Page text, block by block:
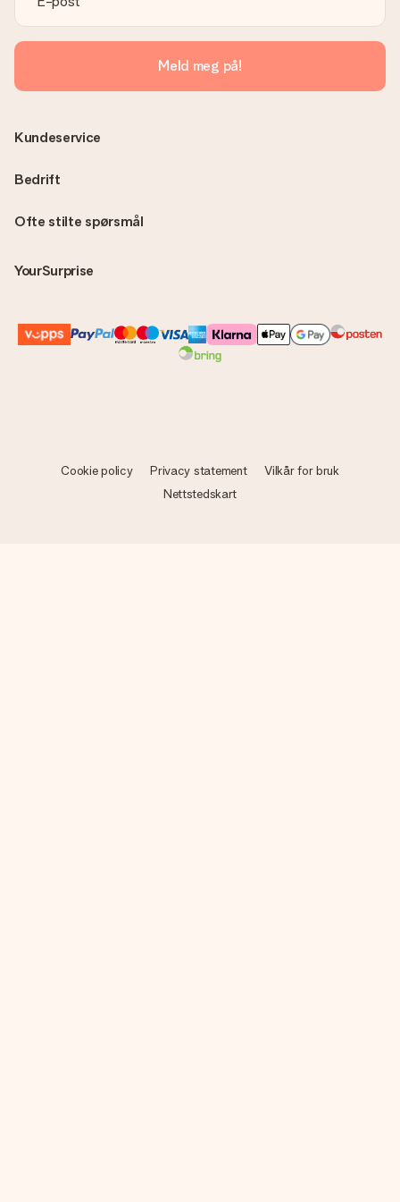
Meld meg på!
Ofte stilte spørsmål
YourSurprise
Kundeservice
Bedrift
Cookie policy Privacy statement
Vilkår for bruk
Nettstedskart